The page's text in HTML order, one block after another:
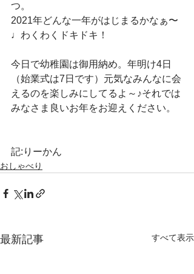
つ。
2021年どんな一年がはじまるかなぁ〜
♩わくわくドキドキ！
今日で幼稚園は御用納め。年明け4日
（始業式は7日です）元気なみんなに会
えるのを楽しみにしてるよ～♪それでは
みなさま良いお年をお迎えください。
記:りーかん
おしゃべり
最新記事 すべて表示